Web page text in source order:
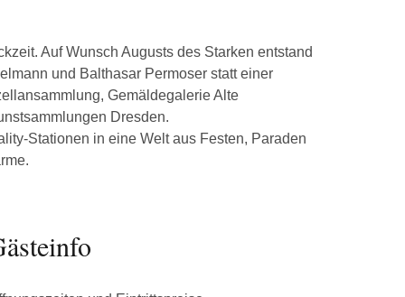
Auf Wunsch Augusts des Starken entstand
und Balthasar Permoser statt einer
Gemäldegalerie Alte
Dresden.
Stationen in eine Welt aus Festen, Paraden